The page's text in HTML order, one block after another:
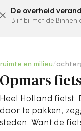
De overheid
Blijf bij met de
ruimte en milieu
Opmars
Heel Holland fietst.
door te pakken,
steden. Want de